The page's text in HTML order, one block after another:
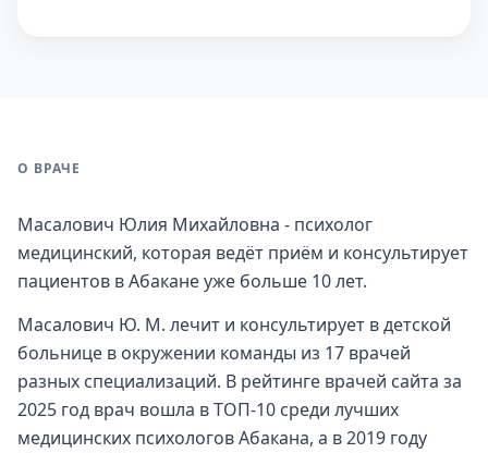
О ВРАЧЕ
Масалович Юлия Михайловна - психолог
медицинский, которая ведёт приём и консультирует
пациентов в Абакане уже больше 10 лет.
Масалович Ю. М. лечит и консультирует в детской
больнице в окружении команды из 17 врачей
разных специализаций. В рейтинге врачей сайта за
2025 год врач вошла в ТОП-10 среди лучших
медицинских психологов Абакана, а в 2019 году